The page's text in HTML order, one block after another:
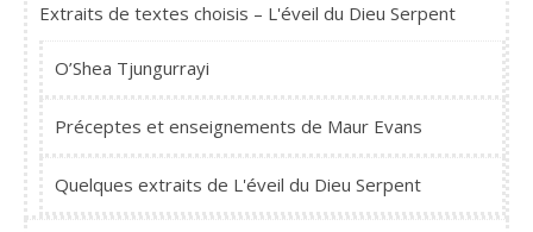
Extraits de textes choisis – L'éveil du Dieu Serpent
O’Shea Tjungurrayi
Préceptes et enseignements de Maur Evans
Quelques extraits de L'éveil du Dieu Serpent